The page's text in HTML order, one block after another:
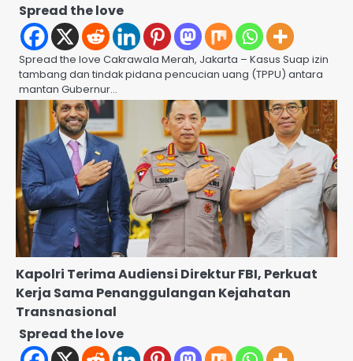
Spread the love
Spread the love Cakrawala Merah, Jakarta – Kasus Suap izin
tambang dan tindak pidana pencucian uang (TPPU) antara
mantan Gubernur…
Kapolri Terima Audiensi Direktur FBI, Perkuat
Kerja Sama Penanggulangan Kejahatan
Transnasional
Spread the love